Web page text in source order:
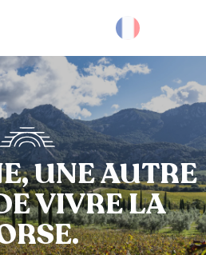
UNE AUTRE
VIVRE LA